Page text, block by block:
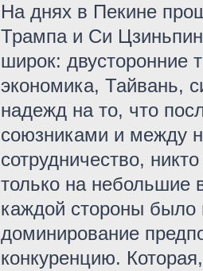
На днях в Пекине
Трампа и Си
широк: двусторонние
экономика, Тайвань,
надежд на то, что
союзниками и между
сотрудничество,
только на небольшие
каждой стороны было
доминирование
конкуренцию.